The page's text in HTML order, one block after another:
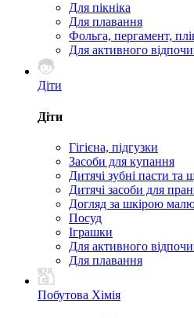
Для пікніка
Для плавання
Фольга, пергамент,
Для активного
Діти
Діти
Гігієна, підгузки
Засоби для купання
Дитячі зубні пасти та
Дитячі засоби для
Догляд за шкірою
Посуд
Іграшки
Для активного
Для плавання
Побутова Хімія